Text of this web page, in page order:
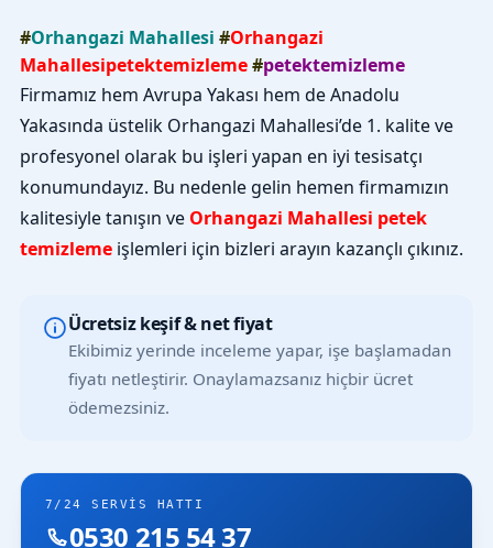
#Orhangazi Mahallesi #Orhangazi
Mahallesipetektemizleme#petektemizleme
Firmamız hem Avrupa Yakası hem de Anadolu
Yakasında üstelik Orhangazi Mahallesi’de 1. kalite ve
profesyonel olarak bu işleri yapan en iyi tesisatçı
konumundayız. Bu nedenle gelin hemen firmamızın
kalitesiyle tanışın ve Orhangazi Mahallesi petek
temizlemeişlemleri için bizleri arayın kazançlı çıkınız.
Ücretsiz keşif & net fiyat
Ekibimiz yerinde inceleme yapar, işe başlamadan
fiyatı netleştirir. Onaylamazsanız hiçbir ücret
ödemezsiniz.
7/24 SERVIS HATTI
0530 215 54 37